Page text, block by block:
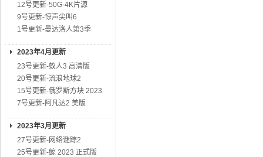
12号更新-50G-4K片源
9号更新-惊声尖叫6
1号更新-曼达洛人第3季
2023年4月更新
23号更新-蚁人3 高清版
20号更新-流浪地球2
15号更新-俄罗斯方块 2023
7号更新-阿凡达2 美版
2023年3月更新
27号更新-网络谜踪2
25号更新-鲸 2023 正式版